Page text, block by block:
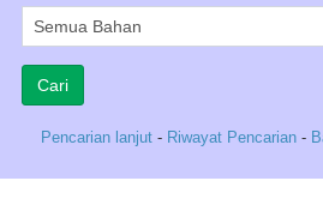
Pencarian lanjut - Riwayat Pencarian -